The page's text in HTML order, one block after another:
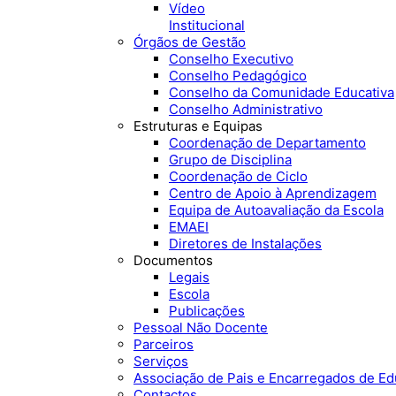
Vídeo
Institucional
Órgãos de Gestão
Conselho Executivo
Conselho Pedagógico
Conselho da Comunidade Educativa
Conselho Administrativo
Estruturas e Equipas
Coordenação de Departamento
Grupo de Disciplina
Coordenação de Ciclo
Centro de Apoio à Aprendizagem
Equipa de Autoavaliação da Escola
EMAEI
Diretores de Instalações
Documentos
Legais
Escola
Publicações
Pessoal Não Docente
Parceiros
Serviços
Associação de Pais e Encarregados de